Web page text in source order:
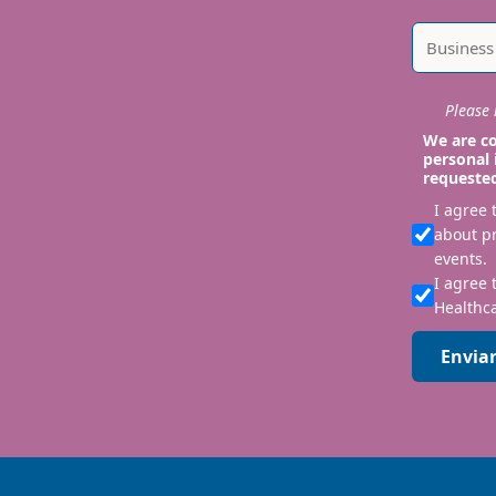
We are
I agree
about
events.
I agree
Enviar